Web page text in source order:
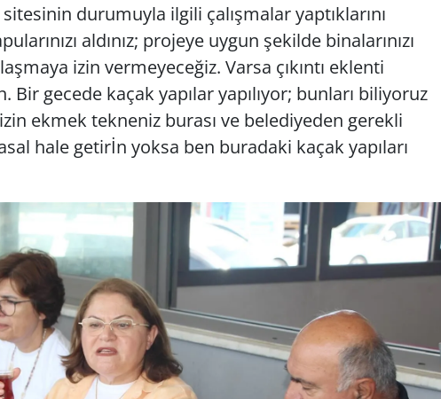
durumuyla ilgili çalışmalar yaptıklarını
aldınız; projeye uygun şekilde binalarınızı
izin vermeyeceğiz. Varsa çıkıntı eklenti
Bir gecede kaçak yapılar yapılıyor; bunları biliyoruz
ekmek tekneniz burası ve belediyeden gerekli
hale getirİn yoksa ben buradaki kaçak yapıları